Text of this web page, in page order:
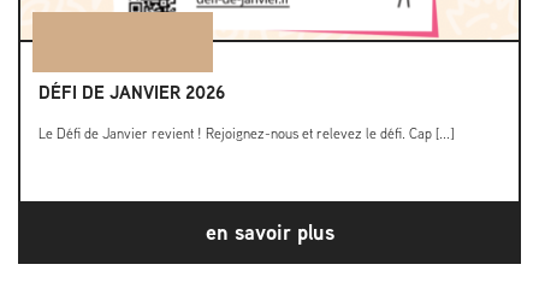
DÉFI DE JANVIER 2026
Le Défi de Janvier revient ! Rejoignez-nous et relevez le défi. Cap [...]
en savoir plus